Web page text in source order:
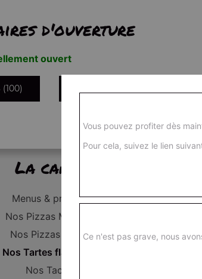
d'ouverture
ouvert
(100)
La carte
Menus & promos
Nos Pizzas Médium
Nos Pizzas Large
Nos Tartes flambées
Nos Tacos
Vous pouvez profiter dès
Pour cela, suivez le lien
Ce n'est pas grave, nous